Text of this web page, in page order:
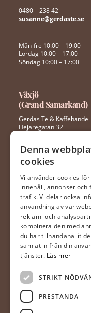
0480 – 238 42
susanne@gerdaste.se
Mån-fre 10:00 – 19:00
Lördag 10:00 – 17:00
Söndag 10:00 – 17:00
Växjö
(Grand Samarkand)
Gerdas Te & Kaffehandel
Hejaregatan 32
0470 – 281 44
Mån-fre 10:00 – 20:00
Lördag 10:00 – 18:00
Söndag 10:00 – 18:00
Halmstad
(Hallarna)
Gerdas Te & Kaffehandel
Prästvägen 1
302 63 Halmstad
Denna
cookies
Vi använder cookies
innehåll, annonser
trafik. Vi delar också
användning av vår
reklam- och
kombinera den med
du har tillhandahållit
samlat in från din
tjänster. Läs mer
STRIKT
PRESTANDA